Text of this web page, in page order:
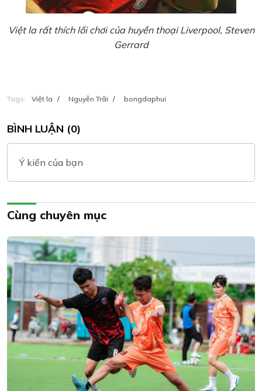
Việt la rất thích lối chơi của huyền thoại Liverpool, Steven
Gerrard
Tags: Việt la / Nguyễn Trãi / bongdaphui
BÌNH LUẬN (0)
Ý kiến của bạn
Cùng chuyên mục